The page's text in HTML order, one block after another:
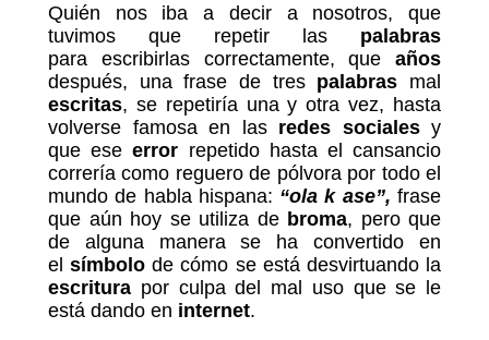
Quién nos iba a decir a nosotros, que
tuvimos que repetir las palabras
para escribirlas correctamente, que años
después, una frase de tres palabras mal
escritas, se repetiría una y otra vez, hasta
volverse famosa en las redes sociales y
que eseerror repetido hasta el cansancio
correría como reguero de pólvora por todo el
mundo de habla hispana: “ola k ase”, frase
que aún hoy se utiliza de broma, pero que
de alguna manera se ha convertido en
elsímbolo de cómo se está desvirtuando la
escritura por culpa del mal uso que se le
está dando en internet.